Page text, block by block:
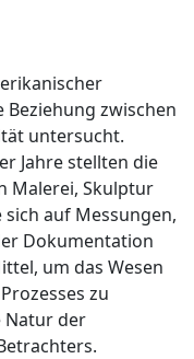
Beziehung zwischen
untersucht.
Jahre stellten die
Malerei, Skulptur
auf Messungen,
Dokumentation
um das Wesen
zu
Natur der